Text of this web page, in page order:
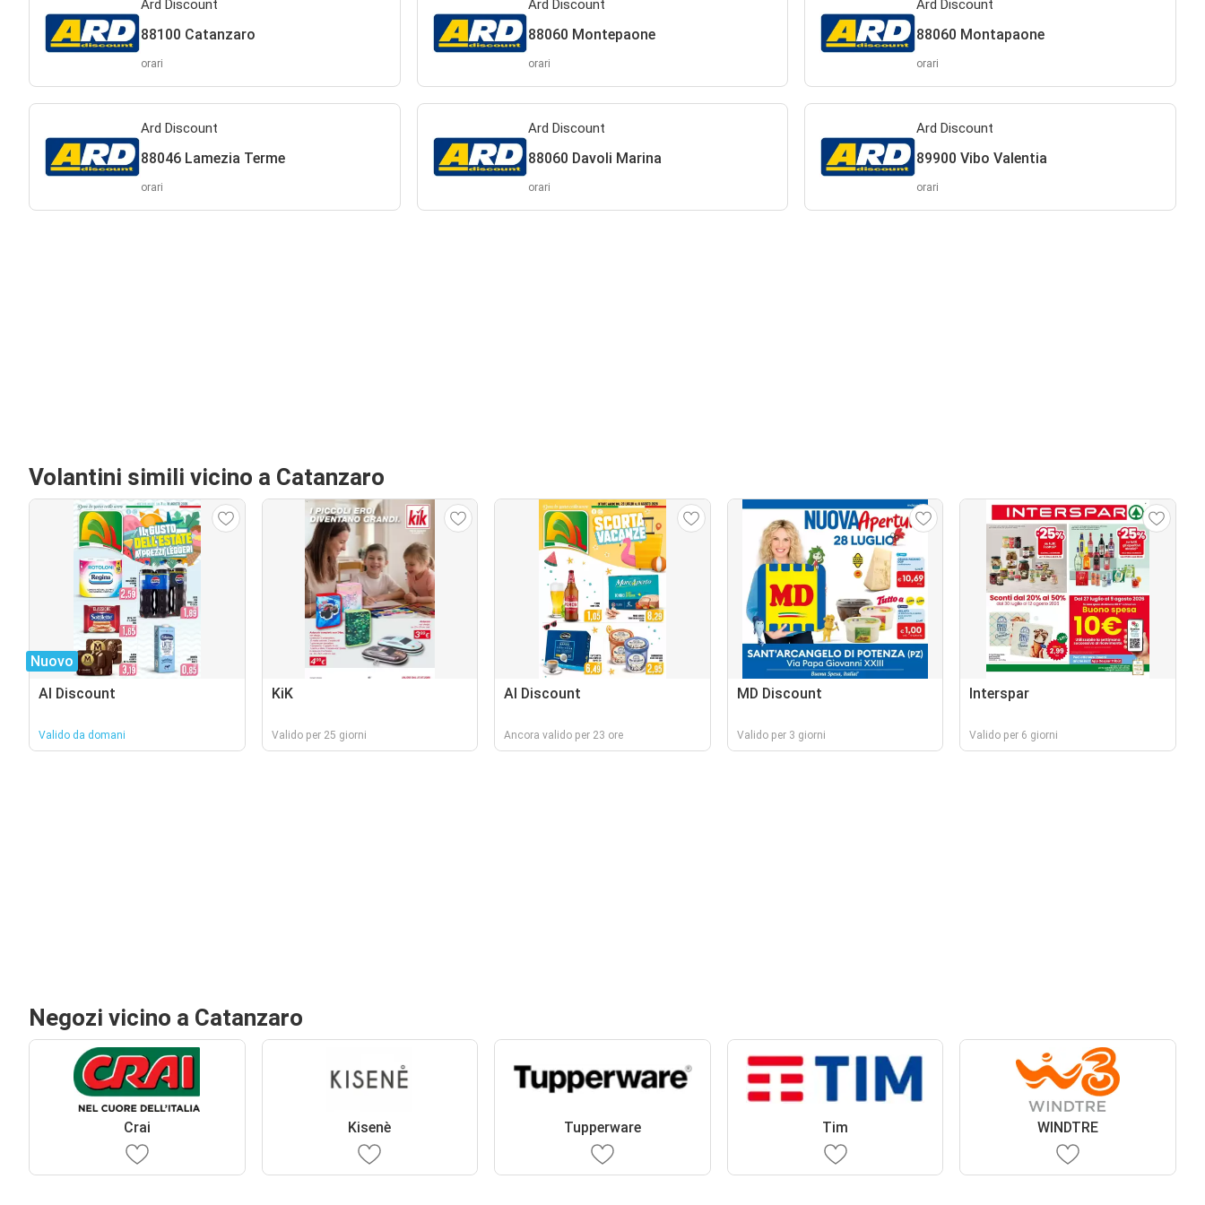
Ard Discount
88100 Catanzaro
orari
Ard Discount
88060 Montepaone
orari
Ard Discount
88060 Montapaone
orari
Ard Discount
88046 Lamezia Terme
orari
Ard Discount
88060 Davoli Marina
orari
Ard Discount
89900 Vibo Valentia
orari
Volantini simili vicino a Catanzaro
Nuovo
Al Discount
Valido da domani
KiK
Valido per 25 giorni
Al Discount
Ancora valido per 23 ore
MD Discount
Valido per 3 giorni
Interspar
Valido per 6 giorni
Negozi vicino a Catanzaro
Crai Kisenè Tupperware Tim WINDTRE